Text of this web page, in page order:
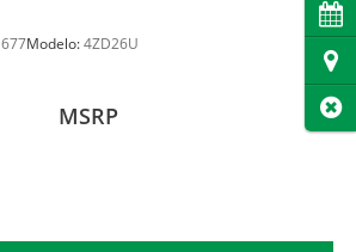
677Modelo:4ZD26U
MSRP